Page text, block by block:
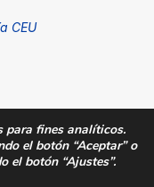
CEU
CEU. Todos los
para fines analíticos.
el botón “Aceptar” o
el botón “Ajustes”.